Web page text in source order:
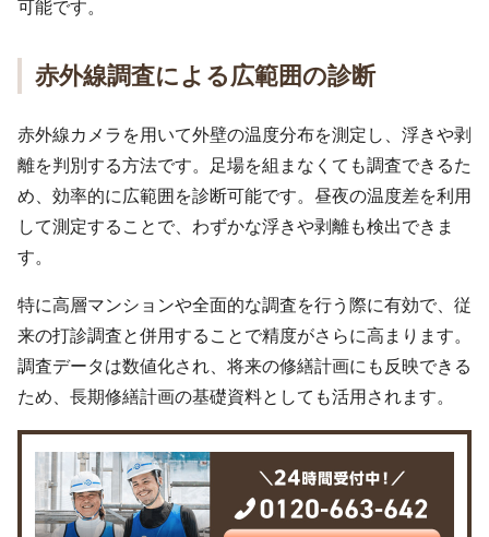
可能です。
赤外線調査による広範囲の診断
赤外線カメラを用いて外壁の温度分布を測定し、浮きや剥
離を判別する方法です。足場を組まなくても調査できるた
め、効率的に広範囲を診断可能です。昼夜の温度差を利用
して測定することで、わずかな浮きや剥離も検出できま
す。
特に高層マンションや全面的な調査を行う際に有効で、従
来の打診調査と併用することで精度がさらに高まります。
調査データは数値化され、将来の修繕計画にも反映できる
ため、長期修繕計画の基礎資料としても活用されます。